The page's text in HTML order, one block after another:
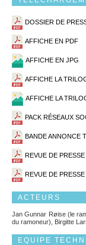
DOSSIER DE
AFFICHE EN PDF
AFFICHE EN JPG
AFFICHE LA
AFFICHE LA
PACK RÉSEAUX
BANDE ANNONCE
REVUE DE
REVUE DE
ACTEURS
Jan Gunnar Røise (le
du ramoneur), Birgitte
EQUIPE